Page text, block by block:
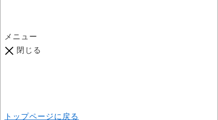
メニュー
閉じる
トップページに戻る